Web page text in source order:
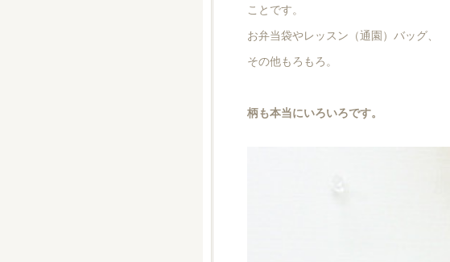
ことです。
お弁当袋やレッスン（通園）バッグ、
その他もろもろ。
柄も本当にいろいろです。